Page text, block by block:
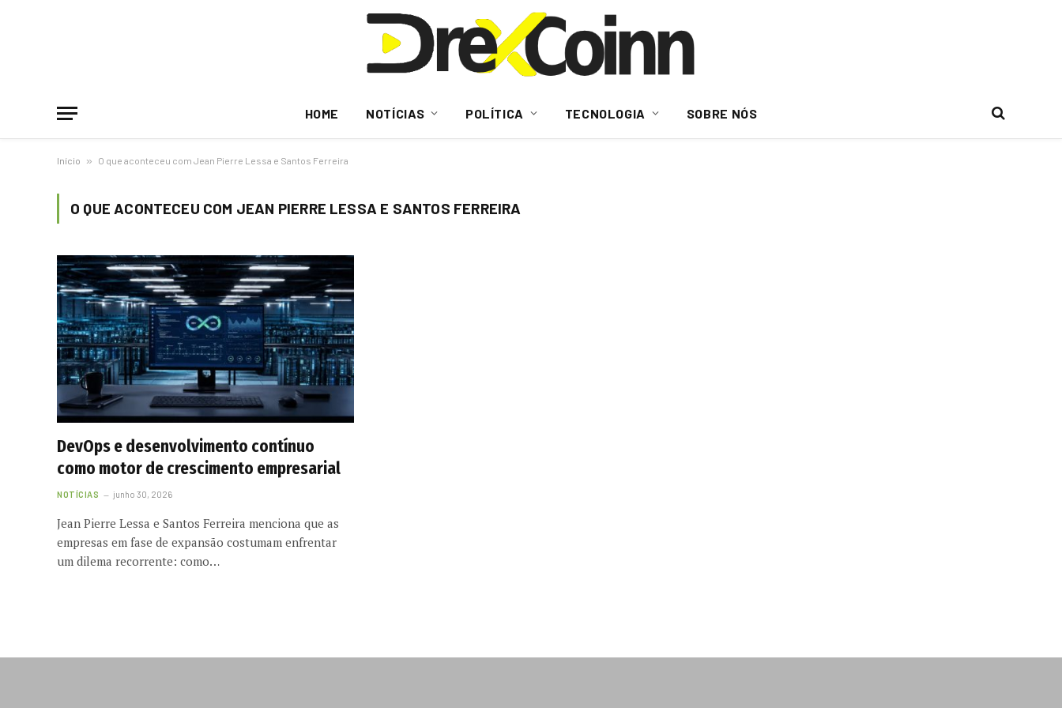
HOME NOTÍCIAS POLÍTICA TECNOLOGIA SOBRE NÓS
Início » O que aconteceu com Jean Pierre Lessa e Santos Ferreira
O QUE ACONTECEU COM JEAN PIERRE LESSA E SANTOS FERREIRA
DevOps e desenvolvimento contínuo
como motor de crescimento empresarial
NOTÍCIAS junho 30, 2026
Jean Pierre Lessa e Santos Ferreira menciona que as
empresas em fase de expansão costumam enfrentar
um dilema recorrente: como…